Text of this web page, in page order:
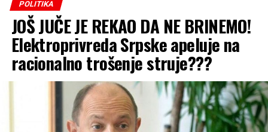
POLITIKA
JOŠ JUČE JE REKAO DA NE BRINEMO!
Elektroprivreda Srpske apeluje na
racionalno trošenje struje???